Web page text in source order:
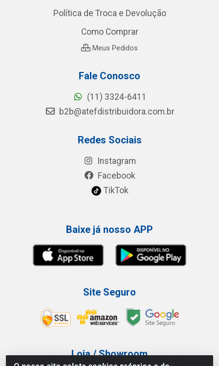
Política de Troca e Devolução
Como Comprar
Meus Pedidos
Fale Conosco
(11) 3324-6411
b2b@atefdistribuidora.com.br
Redes Sociais
Instagram
Facebook
TikTok
Baixe já nosso APP
Site Seguro
Loja / Showroom